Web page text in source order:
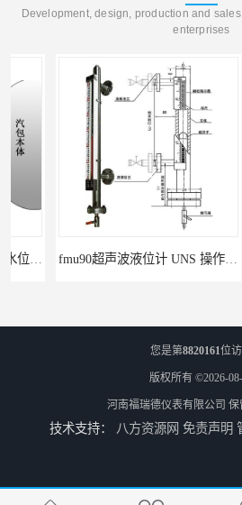
Development, design, production and
enterprises
fmu90超声波液位计 UNS 操作简单
云南高加智能锅炉汽包液位计 窑头窑尾液位计
您是第8820161位
版权所有 ©2026-
河南福瑞德仪表有限公司 保
技术支持： 八方资源网 免责声明